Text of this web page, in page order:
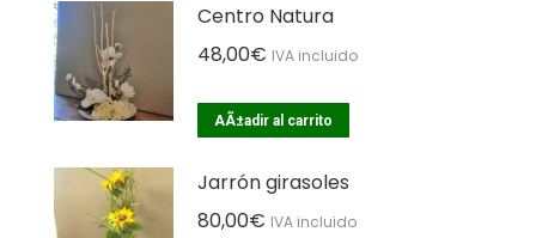
Centro Natura
48,00€ IVA incluido
AÃ±adir al carrito
Jarrón girasoles
80,00€ IVA incluido